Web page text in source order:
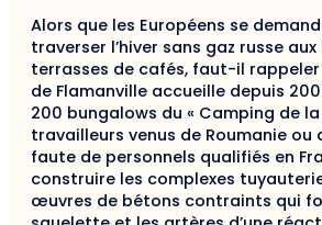
Alors que les Européens se
traverser l’hiver sans gaz russe
terrasses de cafés, faut-il
de Flamanville accueille depuis
200 bungalows du « Camping de la
travailleurs venus de Roumanie ou
faute de personnels qualifiés en
construire les complexes
œuvres de bétons contraints qui